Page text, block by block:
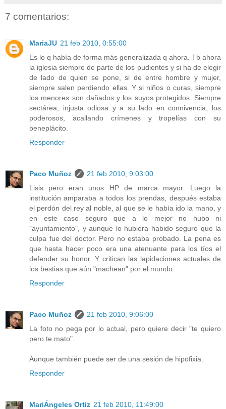
7 comentarios:
MariaJU 21 feb 2010, 0:55:00
Es lo q había de forma más generalizada q ahora. Tb ahora
la iglesia siempre de parte de los pudientes y si ha de elegir
de lado de quien se pone, si de entre hombre y mujer,
siempre salen perdiendo ellas. Y si niños o curas, siempre
los menores son dañados y los suyos protegidos. Siempre
sectárea, injusta odiosa y a su lado en connivencia, los
poderosos, acallando crímenes y tropelías con su
beneplácito.
Responder
Paco Muñoz
21 feb 2010, 9:03:00
Lisis pero eran unos HP de marca mayor. Luego la
institución amparaba a todos los prendas, después estaba
el perdón del rey al noble, al que se le había ido la mano, y
en este caso seguro que a lo mejor no hubo ni
"ayuntamiento", y aunque lo hubiera habido seguro que la
culpa fue del doctor. Pero no estaba probado. La pena es
que hasta hacer poco era una atenuante para los tíos el
defender su honor. Y critican las lapidaciones actuales de
los bestias que aún "machean" por el mundo.
Responder
Paco Muñoz
21 feb 2010, 9:06:00
La foto no pega por lo actual, pero quiere decir "te quiero
pero te mato".
Aunque también puede ser de una sesión de hipofixia.
Responder
MariÁngeles Ortiz 21 feb 2010, 11:49:00